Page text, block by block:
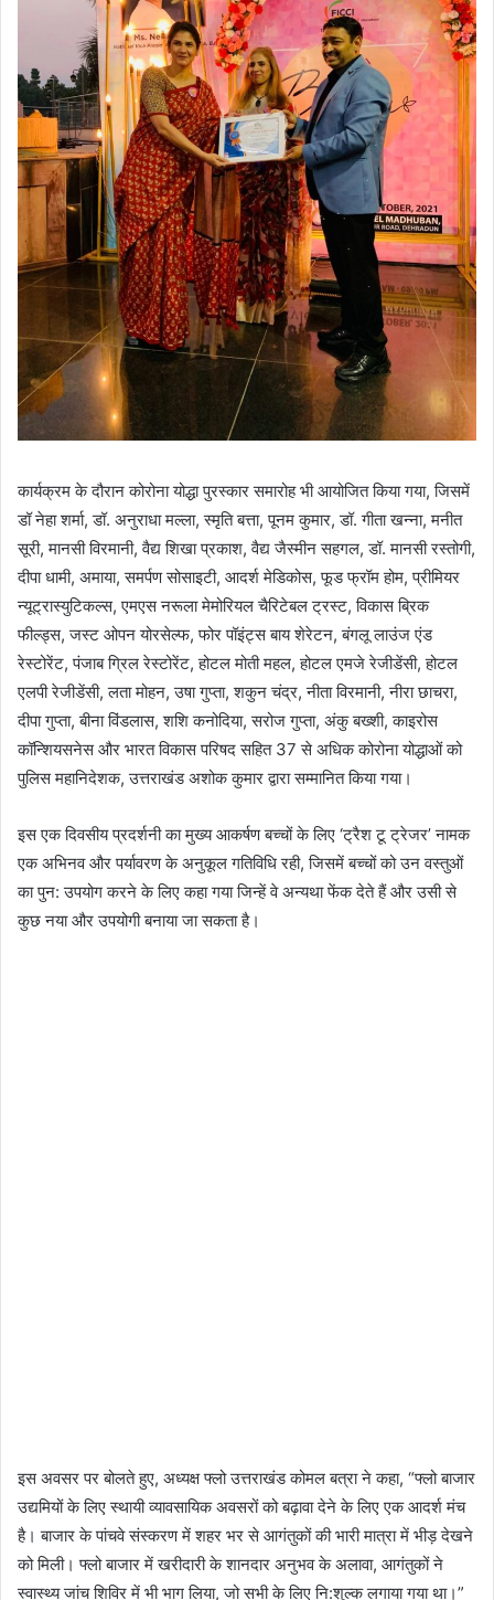
कार्यक्रम के दौरान कोरोना योद्धा पुरस्कार समारोह भी आयोजित किया गया, जिसमें
डॉ नेहा शर्मा, डॉ. अनुराधा मल्ला, स्मृति बत्ता, पूनम कुमार, डॉ. गीता खन्ना, मनीत
सूरी, मानसी विरमानी, वैद्य शिखा प्रकाश, वैद्य जैस्मीन सहगल, डॉ. मानसी रस्तोगी,
दीपा धामी, अमाया, समर्पण सोसाइटी, आदर्श मेडिकोस, फूड फ्रॉम होम, प्रीमियर
न्यूट्रास्युटिकल्स, एमएस नरूला मेमोरियल चैरिटेबल ट्रस्ट, विकास ब्रिक
फील्ड्स, जस्ट ओपन योरसेल्फ, फोर पॉइंट्स बाय शेरेटन, बंगलू लाउंज एंड
रेस्टोरेंट, पंजाब ग्रिल रेस्टोरेंट, होटल मोती महल, होटल एमजे रेजीडेंसी, होटल
एलपी रेजीडेंसी, लता मोहन, उषा गुप्ता, शकुन चंद्र, नीता विरमानी, नीरा छाचरा,
दीपा गुप्ता, बीना विंडलास, शशि कनोदिया, सरोज गुप्ता, अंकु बख्शी, काइरोस
कॉन्शियसनेस और भारत विकास परिषद सहित 37 से अधिक कोरोना योद्धाओं को
पुलिस महानिदेशक, उत्तराखंड अशोक कुमार द्वारा सम्मानित किया गया।
इस एक दिवसीय प्रदर्शनी का मुख्य आकर्षण बच्चों के लिए ‘ट्रैश टू ट्रेजर’ नामक
एक अभिनव और पर्यावरण के अनुकूल गतिविधि रही, जिसमें बच्चों को उन वस्तुओं
का पुन: उपयोग करने के लिए कहा गया जिन्हें वे अन्यथा फेंक देते हैं और उसी से
कुछ नया और उपयोगी बनाया जा सकता है।
इस अवसर पर बोलते हुए, अध्यक्ष फ्लो उत्तराखंड कोमल बत्रा ने कहा, “फ्लो बाजार
उद्यमियों के लिए स्थायी व्यावसायिक अवसरों को बढ़ावा देने के लिए एक आदर्श मंच
है। बाजार के पांचवे संस्करण में शहर भर से आगंतुकों की भारी मात्रा में भीड़ देखने
को मिली। फ्लो बाजार में खरीदारी के शानदार अनुभव के अलावा, आगंतुकों ने
स्वास्थ्य जांच शिविर में भी भाग लिया, जो सभी के लिए नि:शुल्क लगाया गया था।”